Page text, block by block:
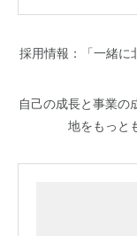
採用情報：「一緒に
自己の成長と事業の
地をもっと